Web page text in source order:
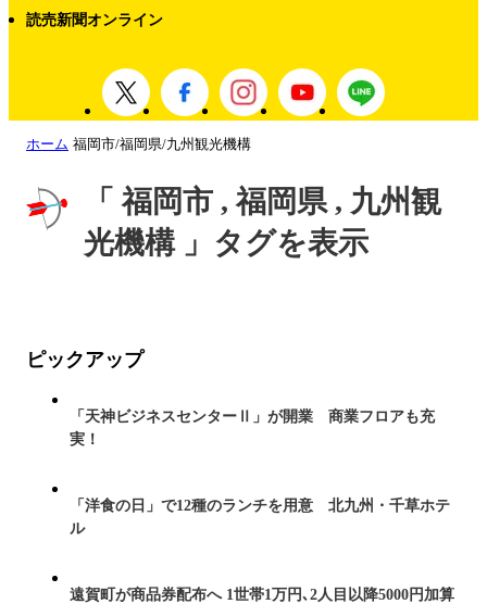
読売新聞オンライン
ホーム 福岡市/福岡県/九州観光機構
「 福岡市 , 福岡県 , 九州観
光機構 」タグを表示
ピックアップ
「天神ビジネスセンターⅡ」が開業 商業フロアも充
実！
「洋食の日」で12種のランチを用意 北九州・千草ホテ
ル
遠賀町が商品券配布へ 1世帯1万円､2人目以降5000円加算